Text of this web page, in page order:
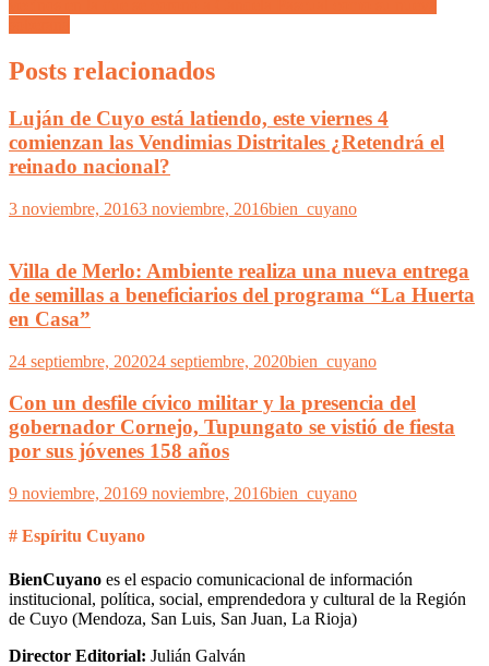
Posts relacionados
Luján de Cuyo está latiendo, este viernes 4
comienzan las Vendimias Distritales ¿Retendrá el
reinado nacional?
3 noviembre, 20163 noviembre, 2016bien_cuyano
Villa de Merlo: Ambiente realiza una nueva entrega
de semillas a beneficiarios del programa “La Huerta
en Casa”
24 septiembre, 202024 septiembre, 2020bien_cuyano
Con un desfile cívico militar y la presencia del
gobernador Cornejo, Tupungato se vistió de fiesta
por sus jóvenes 158 años
9 noviembre, 20169 noviembre, 2016bien_cuyano
# Espíritu Cuyano
BienCuyano es el espacio comunicacional de información
institucional, política, social, emprendedora y cultural de la Región
de Cuyo (Mendoza, San Luis, San Juan, La Rioja)
Director Editorial: Julián Galván